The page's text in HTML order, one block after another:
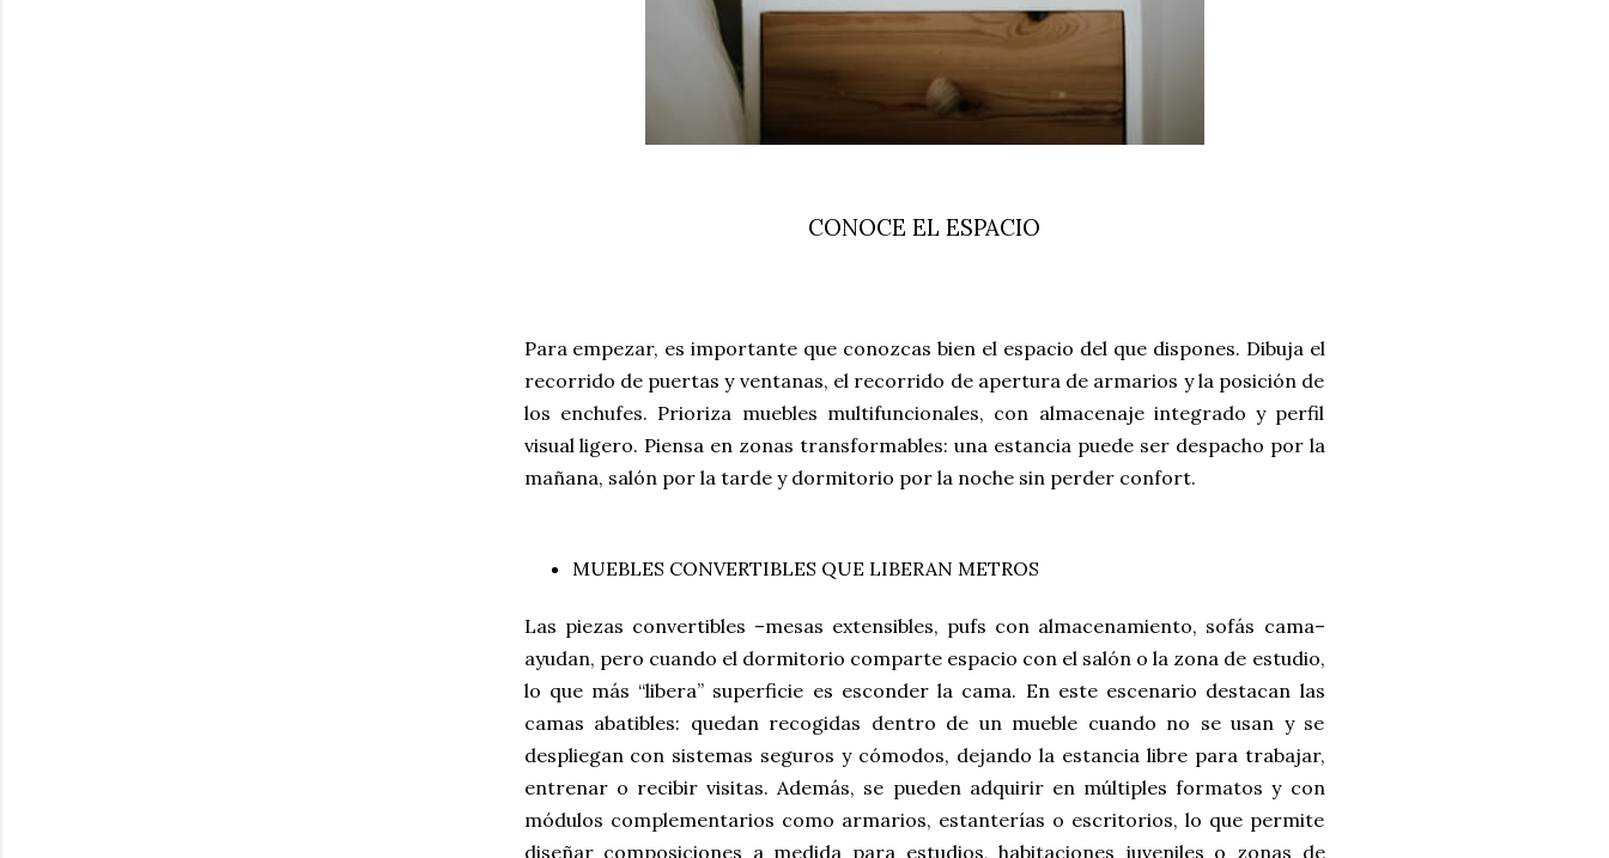
CONOCE EL ESPACIO
Para empezar, es importante que conozcas bien el espacio del que dispones. Dibuja el
recorrido de puertas y ventanas, el recorrido de apertura de armarios y la posición de
los enchufes. Prioriza muebles multifuncionales, con almacenaje integrado y perfil
visual ligero. Piensa en zonas transformables: una estancia puede ser despacho por la
mañana, salón por la tarde y dormitorio por la noche sin perder confort.
MUEBLES CONVERTIBLES QUE LIBERAN METROS
Las piezas convertibles –mesas extensibles, pufs con almacenamiento, sofás cama–
ayudan, pero cuando el dormitorio comparte espacio con el salón o la zona de estudio,
lo que más “libera” superficie es esconder la cama. En este escenario destacan las
camas abatibles: quedan recogidas dentro de un mueble cuando no se usan y se
despliegan con sistemas seguros y cómodos, dejando la estancia libre para trabajar,
entrenar o recibir visitas. Además, se pueden adquirir en múltiples formatos y con
módulos complementarios como armarios, estanterías o escritorios, lo que permite
diseñar composiciones a medida para estudios, habitaciones juveniles o zonas de